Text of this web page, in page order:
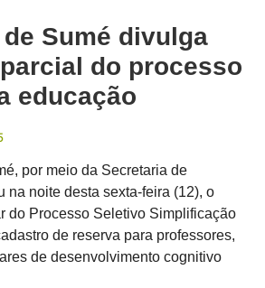
Sumé divulga
do processo
educação
por meio da Secretaria de
na noite desta sexta-feira (12), o
do Processo Seletivo Simplificação
de reserva para professores,
de desenvolvimento cognitivo